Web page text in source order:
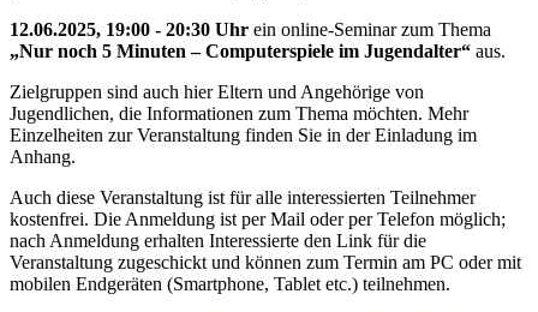
12.06.2025, 19:00 - 20:30 Uhr ein online-Seminar zum Thema
„Nur noch 5 Minuten – Computerspiele im Jugendalter“ aus.
Zielgruppen sind auch hier Eltern und Angehörige von
Jugendlichen, die Informationen zum Thema möchten. Mehr
Einzelheiten zur Veranstaltung finden Sie in der Einladung im
Anhang.
Auch diese Veranstaltung ist für alle interessierten Teilnehmer
kostenfrei. Die Anmeldung ist per Mail oder per Telefon möglich;
nach Anmeldung erhalten Interessierte den Link für die
Veranstaltung zugeschickt und können zum Termin am PC oder mit
mobilen Endgeräten (Smartphone, Tablet etc.) teilnehmen.